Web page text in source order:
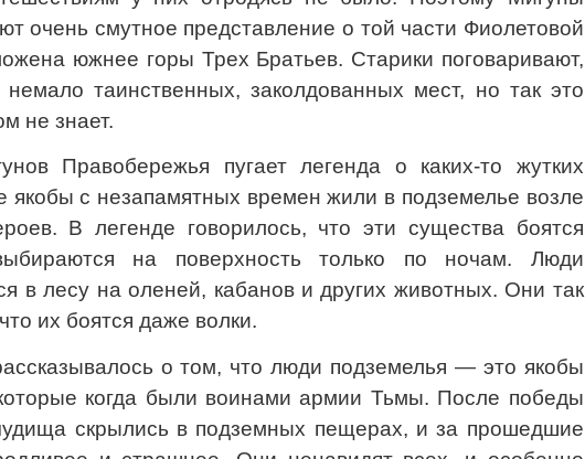
очень смутное представление о той части Фиолетовой
южнее горы Трех Братьев. Старики поговаривают,
таинственных, заколдованных мест, но так это
не знает.
Правобережья пугает легенда о каких-то жутких
якобы с незапамятных времен жили в подземелье возле
В легенде говорилось, что эти существа боятся
на поверхность только по ночам. Люди
в лесу на оленей, кабанов и других животных. Они так
их боятся даже волки.
о том, что люди подземелья — это якобы
когда были воинами армии Тьмы. После победы
скрылись в подземных пещерах, и за прошедшие